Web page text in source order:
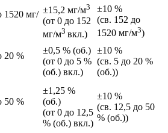
1520 мг/ ±15,2 мг/м3
(от 0 до 152
мг/м3 вкл.)
±10 %
(св. 152 до
1520 мг/м3)
20 %
±0,5 % (об.)
(от 0 до 5 %
(об.) вкл.)
±10 %
(св. 5 до 20 %
(об.))
50 %
±1,25 %
(об.)
(от 0 до 12,5
% (об.) вкл.)
±10 %
(св. 12,5 до 50
% (об.))